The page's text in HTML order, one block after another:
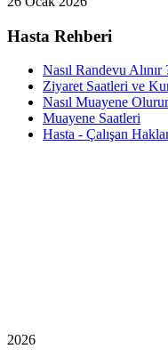
Hasta Rehberi
Nasıl Randevu Alınır
Ziyaret Saatleri ve
Nasıl Muayene
Muayene Saatleri
Hasta - Çalışan
2026